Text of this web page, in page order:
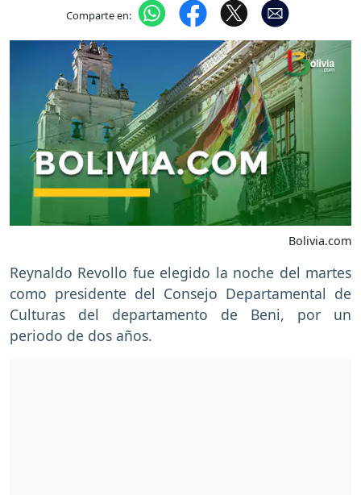
Comparte en:
Bolivia.com
Reynaldo Revollo fue elegido la noche del martes
como presidente del Consejo Departamental de
Culturas del departamento de Beni, por un
periodo de dos años.